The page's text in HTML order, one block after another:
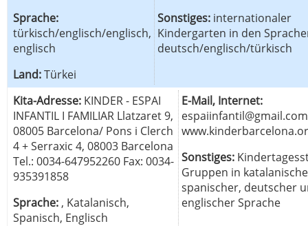
Sprache:
türkisch/englisch/englisch,
englisch
Land:Türkei
Sonstiges: internationaler
Kindergarten in den
deutsch/englisch/türkisch
Kita-Adresse: KINDER - ESPAI
INFANTIL I FAMILIAR Llatzaret 9,
08005 Barcelona/ Pons i Clerch
4 + Serraxic 4, 08003 Barcelona
Tel.: 0034-647952260 Fax: 0034-
935391858
Sprache: , Katalanisch,
Spanisch, Englisch
E-Mail, Internet:
Sonstiges:
Gruppen in
spanischer, deutscher
englischer Sprache